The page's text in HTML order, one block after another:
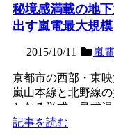
秘境感満載の地
出す嵐電最大規
2015/10/11 嵐
京都市の西部・東
嵐山本線と北野線
となる単式・島式
「かたびらのつじ」
記事を読む